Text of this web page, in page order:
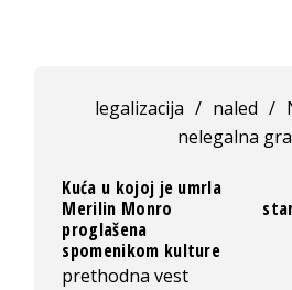
legalizacija / naled /
nelegalna
Kuća u kojoj je umrla
Merilin Monro
proglašena
spomenikom kulture
prethodna vest